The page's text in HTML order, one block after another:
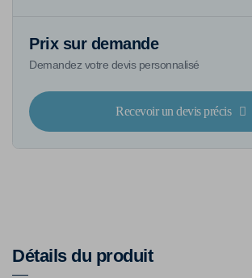
Prix sur demande
Demandez votre devis personnalisé
Recevoir un devis précis
Détails du produit